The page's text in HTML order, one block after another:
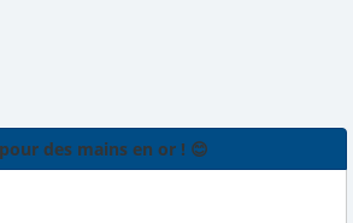
des mains en or ! 😊